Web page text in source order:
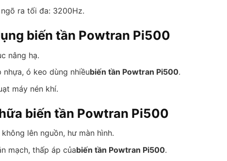
ra tối đa: 3200Hz.
biến tần Powtran Pi500
nâng hạ.
nhựa, ó keo dùng nhiềubiến tần Powtran Pi500.
máy nén khí.
biến tần Powtran Pi500
lên nguồn, hư màn hình.
mạch, thấp áp củabiến tần Powtran Pi500.